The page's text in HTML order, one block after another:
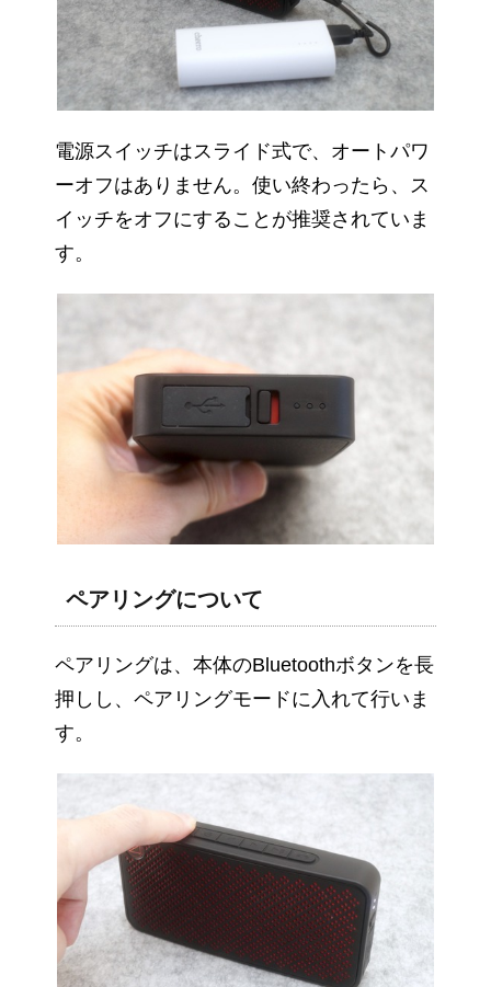
電源スイッチはスライド式で、オートパワ
ーオフはありません。使い終わったら、ス
イッチをオフにすることが推奨されていま
す。
ペアリングについて
ペアリングは、本体のBluetoothボタンを長
押しし、ペアリングモードに入れて行いま
す。